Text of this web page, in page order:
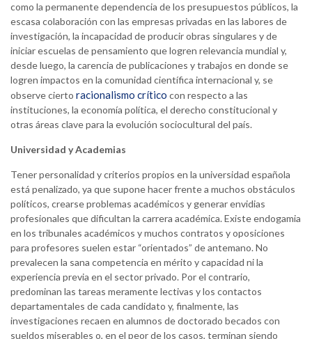
como la permanente dependencia de los presupuestos públicos, la
escasa colaboración con las empresas privadas en las labores de
investigación, la incapacidad de producir obras singulares y de
iniciar escuelas de pensamiento que logren relevancia mundial y,
desde luego, la carencia de publicaciones y trabajos en donde se
logren impactos en la comunidad científica internacional y, se
observe cierto racionalismo crítico con respecto a las
instituciones, la economía política, el derecho constitucional y
otras áreas clave para la evolución sociocultural del país.
Universidad y Academias
Tener personalidad y criterios propios en la universidad española
está penalizado, ya que supone hacer frente a muchos obstáculos
políticos, crearse problemas académicos y generar envidias
profesionales que dificultan la carrera académica. Existe endogamia
en los tribunales académicos y muchos contratos y oposiciones
para profesores suelen estar “orientados” de antemano. No
prevalecen la sana competencia en mérito y capacidad ni la
experiencia previa en el sector privado. Por el contrario,
predominan las tareas meramente lectivas y los contactos
departamentales de cada candidato y, finalmente, las
investigaciones recaen en alumnos de doctorado becados con
sueldos miserables o, en el peor de los casos, terminan siendo